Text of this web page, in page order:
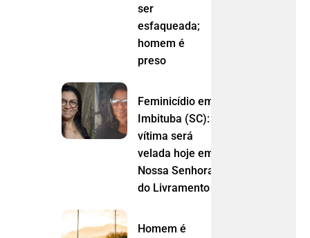
ser
esfaqueada;
homem é
preso
Feminicídio em
Imbituba (SC):
vítima será
velada hoje em
Nossa Senhora
do Livramento (MT)
Homem é